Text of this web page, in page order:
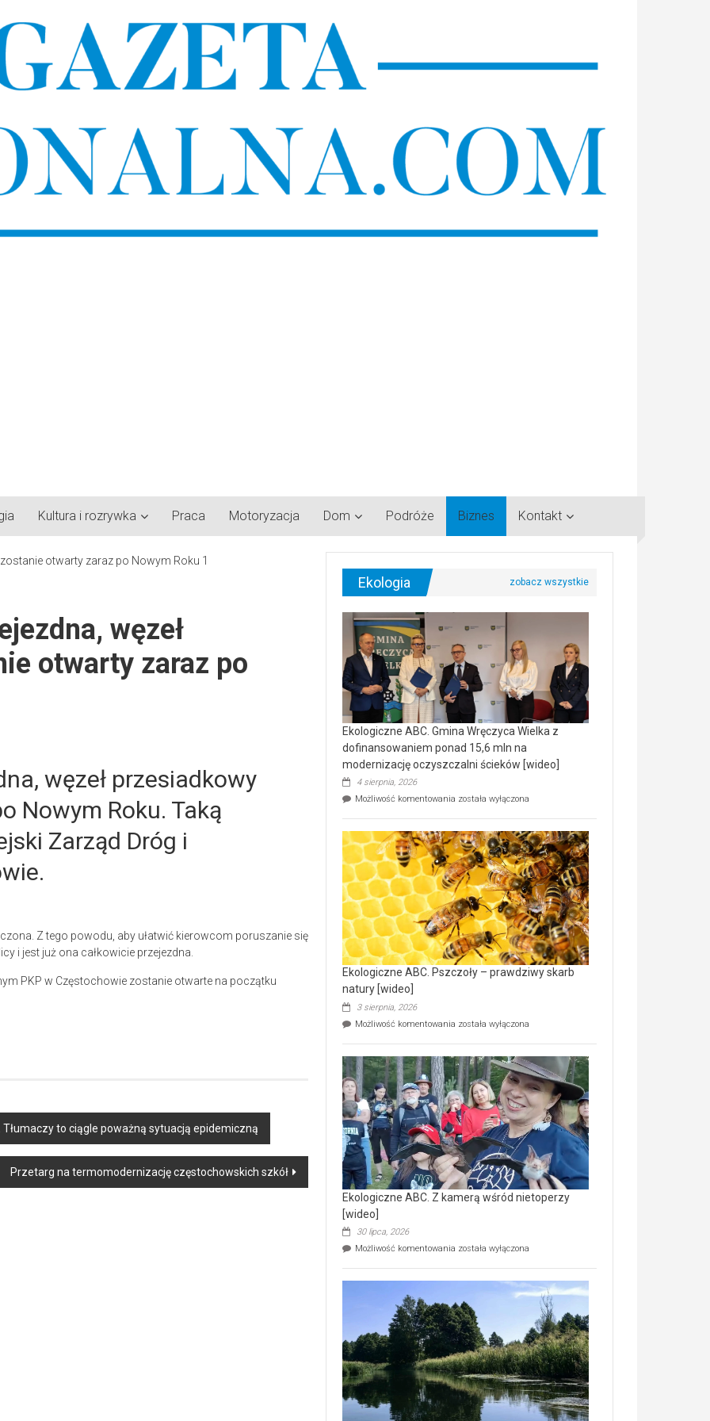
Kultura i rozrywka Praca Motoryzacja Dom Podróże Biznes Kontakt
węzeł
otwarty zaraz po
węzeł przesiadkowy
Nowym Roku. Taką
Zarząd Dróg i
Z tego powodu, aby ułatwić kierowcom poruszanie się
i jest już ona całkowicie przejezdna.
PKP w Częstochowie zostanie otwarte na początku
to ciągle poważną sytuacją epidemiczną
Przetarg na termomodernizację częstochowskich szkół
Ekologia
Ekologiczne ABC. Gmina Wręczyca Wielka z
dofinansowaniem ponad 15,6 mln na
modernizację oczyszczalni ścieków [wideo]
4 sierpnia, 2026
Możliwość komentowania Ekologiczne
Wręczyca
Wielka
z
dofinansowaniem
ponad
15,6
mln
na
modernizację
oczyszczalni
ścieków
[wideo]
została wyłączona
Ekologiczne ABC. Pszczoły – prawdziwy skarb
natury [wideo]
3 sierpnia, 2026
Możliwość komentowania Ekologiczne
–
prawdziwy
skarb
natury
[wideo]
została wyłączona
Ekologiczne ABC. Z kamerą wśród nietoperzy
[wideo]
30 lipca, 2026
Możliwość komentowania Ekologiczne
wśród
nietoperzy
[wideo]
została wyłączona